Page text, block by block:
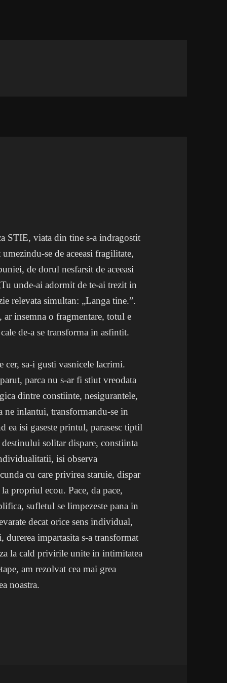
STIE, viata din tine s-a indragostit
se de aceeasi fragilitate,
de dorul nesfarsit de aceeasi
unde-ai adormit de te-ai trezit in
relevata simultan: „Langa tine.”.
insemna o fragmentare, totul e
de-a se transforma in asfintit.
cer, sa-i gusti vasnicele lacrimi.
parca nu s-ar fi stiut vreodata
dintre constiinte, nesigurantele,
ne inlantui, transformandu-se in
isi gaseste printul, parasesc tiptil
solitar dispare, constiinta
isi observa
cu care privirea staruie, dispar
propriul ecou. Pace, da pace,
sufletul se limpezeste pana in
decat orice sens individual,
impartasita s-a transformat
la cald privirile unite in intimitatea
am rezolvat cea mai grea
noastra.